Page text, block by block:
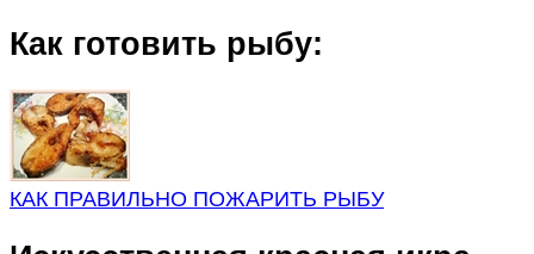
Как готовить рыбу:
КАК ПРАВИЛЬНО ПОЖАРИТЬ РЫБУ